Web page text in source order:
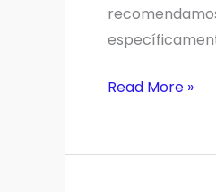
Cómo
Read More »